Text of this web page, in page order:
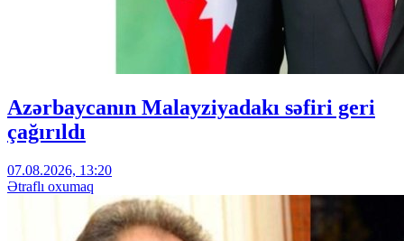
Azərbaycanın Malayziyadakı səfiri geri
çağırıldı
07.08.2026, 13:20
Ətraflı oxumaq